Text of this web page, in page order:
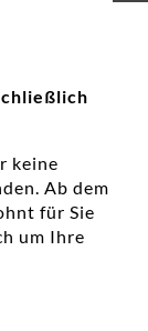
keine
Ab dem
für Sie
um Ihre